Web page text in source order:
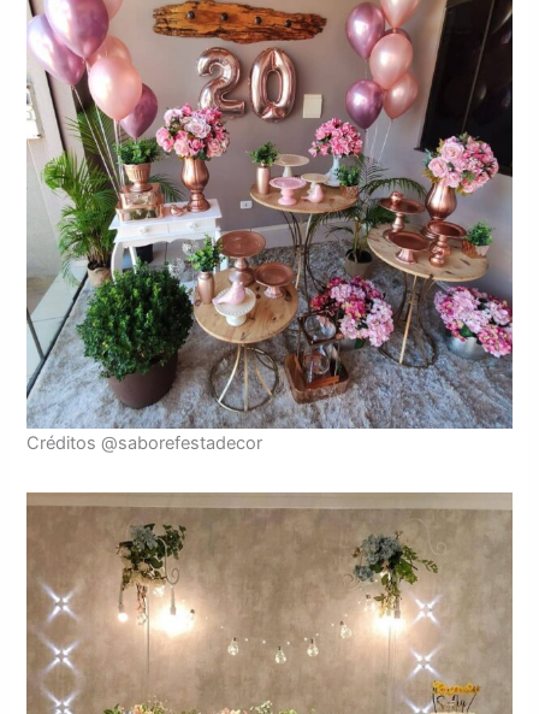
Créditos @saborefestadecor